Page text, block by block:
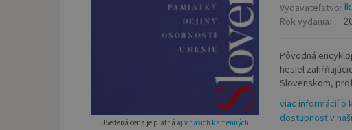
Uvedená cena je platná aj v našich kamenných
Vydavateľstvo:
Rok vydania:
Pôvodná
hesiel
Slovenskom,
viac informácií o
dostupnosť v